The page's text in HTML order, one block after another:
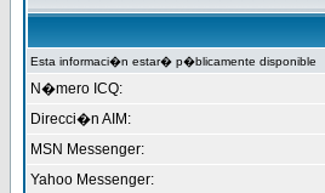
Esta informaci�n estar� p�blicamente disponible
N�mero ICQ:
Direcci�n AIM:
MSN Messenger:
Yahoo Messenger: